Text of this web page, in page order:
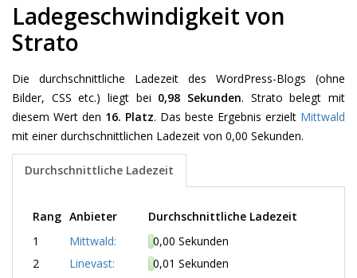
Ladegeschwindigkeit von
Strato
Die durchschnittliche Ladezeit des WordPress-Blogs (ohne
Bilder, CSS etc.) liegt bei 0,98 Sekunden. Strato belegt mit
diesem Wert den 16. Platz. Das beste Ergebnis erzielt Mittwald
mit einer durchschnittlichen Ladezeit von 0,00 Sekunden.
Durchschnittliche Ladezeit
Rang Anbieter
Durchschnittliche Ladezeit
1
Mittwald:
0,00 Sekunden
2
Linevast:
0,01 Sekunden